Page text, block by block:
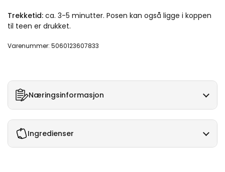
Trekketid: ca. 3-5 minutter. Posen kan også ligge i koppen
til teen er drukket.
Varenummer: 5060123607833
Næringsinformasjon
Ingredienser